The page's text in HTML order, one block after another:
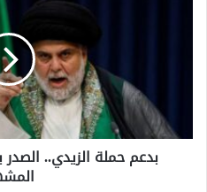
ا
بدعم حملة الزيدي..